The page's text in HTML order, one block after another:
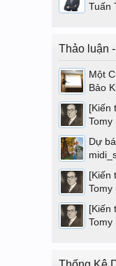
Tuấn
Thảo luận
Một
Bảo
[Kiến
Tomy
Dự
[Kiến
Tomy
[Kiến
Tomy